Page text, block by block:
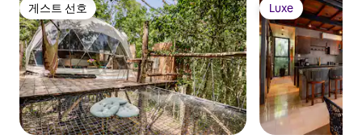
게스트 선호
게스트 선호 Luxe
Luxe